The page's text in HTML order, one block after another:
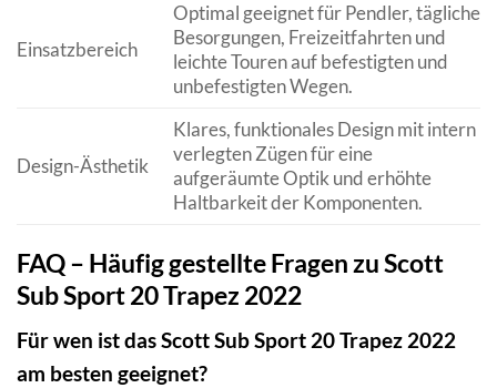
Einsatzbereich
Optimal geeignet für Pendler, tägliche
Besorgungen, Freizeitfahrten und
leichte Touren auf befestigten und
unbefestigten Wegen.
Design-Ästhetik
Klares, funktionales Design mit intern
verlegten Zügen für eine
aufgeräumte Optik und erhöhte
Haltbarkeit der Komponenten.
FAQ – Häufig gestellte Fragen zu Scott
Sub Sport 20 Trapez 2022
Für wen ist das Scott Sub Sport 20 Trapez 2022
am besten geeignet?